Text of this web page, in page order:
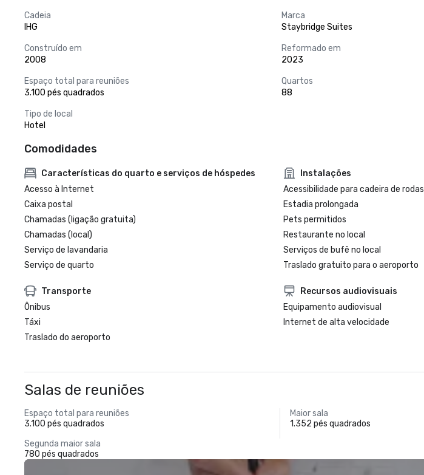
Cadeia
IHG
Marca
Staybridge Suites
Construído em
2008
Reformado em
2023
Espaço total para reuniões
3.100 pés quadrados
Quartos
88
Tipo de local
Hotel
Comodidades
Características do quarto e serviços de hóspedes
Acesso à Internet
Caixa postal
Chamadas (ligação gratuita)
Chamadas (local)
Serviço de lavandaria
Serviço de quarto
Instalações
Acessibilidade para cadeira de rodas
Estadia prolongada
Pets permitidos
Restaurante no local
Serviços de bufê no local
Traslado gratuito para o aeroporto
Transporte
Ônibus
Táxi
Traslado do aeroporto
Recursos audiovisuais
Equipamento audiovisual
Internet de alta velocidade
Salas de reuniões
Espaço total para reuniões
3.100 pés quadrados
Maior sala
1.352 pés quadrados
Segunda maior sala
780 pés quadrados